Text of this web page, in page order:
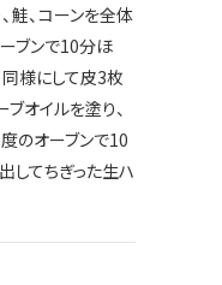
鮭、コーンを全体
ブンで10分ほ
同様にして皮3枚
オイルを塗り、
のオーブンで10
してちぎった生ハ